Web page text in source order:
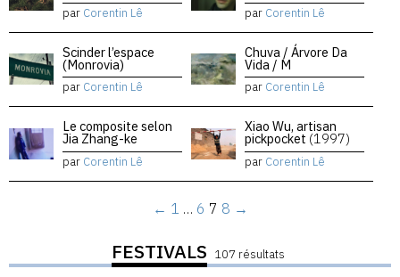
par Corentin Lê par Corentin Lê
Scinder l’espace
(Monrovia)
par Corentin Lê
Chuva / Árvore Da
Vida / M
par Corentin Lê
Le composite selon
Jia Zhang-ke
par Corentin Lê
Xiao Wu, artisan
pickpocket (1997)
par Corentin Lê
← 1 … 6 7 8 →
FESTIVALS 107 résultats